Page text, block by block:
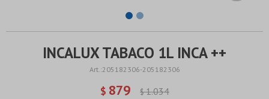
INCALUX TABACO 1L INCA ++
205182306-205182306
$ 879 $1.034